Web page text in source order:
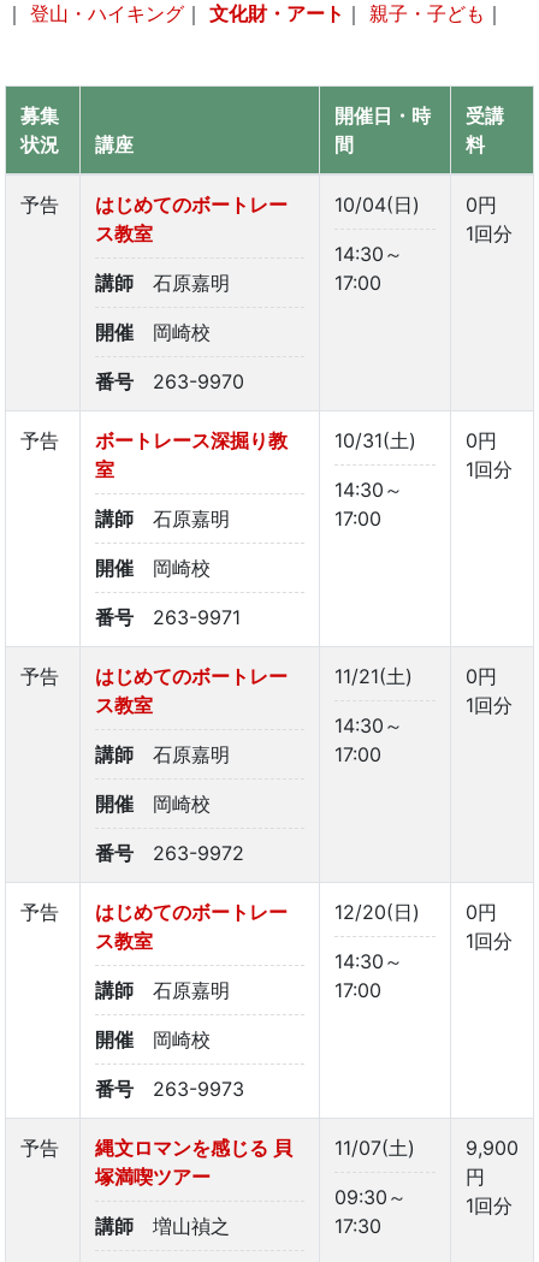
｜ 登山・ハイキング ｜ 文化財・アート ｜ 親子・子ども ｜
募集
状況
講座
開催日・時
間
受講
料
予告
はじめてのボートレー
ス教室
講師 石原嘉明
開催 岡崎校
番号 263-9970
10/04(日)
14:30～
17:00
0円
1回分
予告
ボートレース深掘り教
室
講師 石原嘉明
開催 岡崎校
番号 263-9971
10/31(土)
14:30～
17:00
0円
1回分
予告
はじめてのボートレー
ス教室
講師 石原嘉明
開催 岡崎校
番号 263-9972
11/21(土)
14:30～
17:00
0円
1回分
予告
はじめてのボートレー
ス教室
講師 石原嘉明
開催 岡崎校
番号 263-9973
12/20(日)
14:30～
17:00
0円
1回分
予告
縄文ロマンを感じる 貝
塚満喫ツアー
講師 増山禎之
11/07(土)
09:30～
17:30
9,900
円
1回分